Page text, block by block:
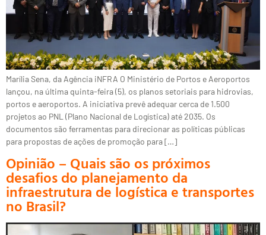
Marília Sena, da Agência iNFRA O Ministério de Portos e Aeroportos
lançou, na última quinta-feira (5), os planos setoriais para hidrovias,
portos e aeroportos. A iniciativa prevê adequar cerca de 1.500
projetos ao PNL (Plano Nacional de Logística) até 2035. Os
documentos são ferramentas para direcionar as políticas públicas
para propostas de ações de promoção para […]
Opinião – Quais são os próximos
desafios do planejamento da
infraestrutura de logística e transportes
no Brasil?